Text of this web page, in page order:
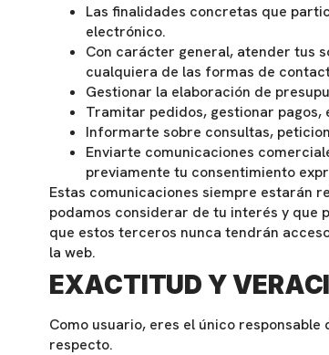
Las finalidades concretas que
electrónico.
Con carácter general, atender tus
cualquiera de las formas de
Gestionar la elaboración de
Tramitar pedidos, gestionar
Informarte sobre consultas,
Enviarte comunicaciones
previamente tu consentimiento
Estas comunicaciones siempre estarán
podamos considerar de tu interés y que
que estos terceros nunca tendrán
la web.
EXACTITUD Y
Como usuario, eres el único
respecto.